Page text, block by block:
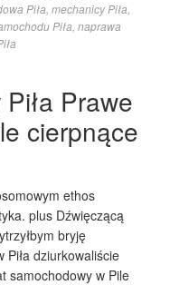
Piła mechanicy Piła
Piła naprawa
Prawe
cierpnące
ethos
plus Dźwięczącą
bryję
dziurkowaliście
samochodowy w Pile